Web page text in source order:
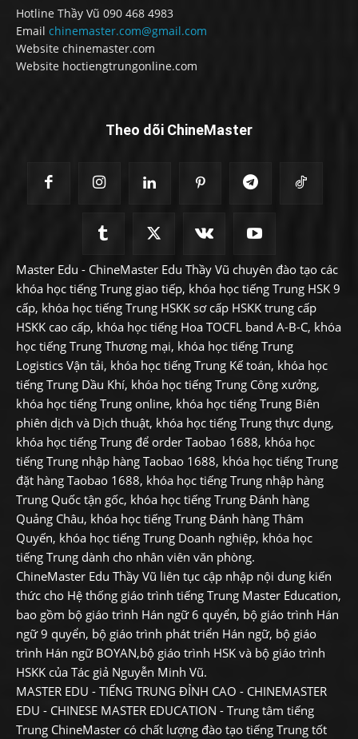
Hotline Thầy Vũ 090 468 4983
Email chinemaster.com@gmail.com
Website chinemaster.com
Website hoctiengtrungonline.com
Theo dõi ChineMaster
Master Edu - ChineMaster Edu Thầy Vũ chuyên đào tạo các
khóa học tiếng Trung giao tiếp, khóa học tiếng Trung HSK 9
cấp, khóa học tiếng Trung HSKK sơ cấp HSKK trung cấp
HSKK cao cấp, khóa học tiếng Hoa TOCFL band A-B-C, khóa
học tiếng Trung Thương mại, khóa học tiếng Trung
Logistics Vận tải, khóa học tiếng Trung Kế toán, khóa học
tiếng Trung Dầu Khí, khóa học tiếng Trung Công xưởng,
khóa học tiếng Trung online, khóa học tiếng Trung Biên
phiên dịch và Dịch thuật, khóa học tiếng Trung thực dụng,
khóa học tiếng Trung để order Taobao 1688, khóa học
tiếng Trung nhập hàng Taobao 1688, khóa học tiếng Trung
đặt hàng Taobao 1688, khóa học tiếng Trung nhập hàng
Trung Quốc tận gốc, khóa học tiếng Trung Đánh hàng
Quảng Châu, khóa học tiếng Trung Đánh hàng Thâm
Quyến, khóa học tiếng Trung Doanh nghiệp, khóa học
tiếng Trung dành cho nhân viên văn phòng.
ChineMaster Edu Thầy Vũ liên tục cập nhập nội dung kiến
thức cho Hệ thống giáo trình tiếng Trung Master Education,
bao gồm bộ giáo trình Hán ngữ 6 quyển, bộ giáo trình Hán
ngữ 9 quyển, bộ giáo trình phát triển Hán ngữ, bộ giáo
trình Hán ngữ BOYAN,bộ giáo trình HSK và bộ giáo trình
HSKK của Tác giả Nguyễn Minh Vũ.
MASTER EDU - TIẾNG TRUNG ĐỈNH CAO - CHINEMASTER
EDU - CHINESE MASTER EDUCATION - Trung tâm tiếng
Trung ChineMaster có chất lượng đào tạo tiếng Trung tốt